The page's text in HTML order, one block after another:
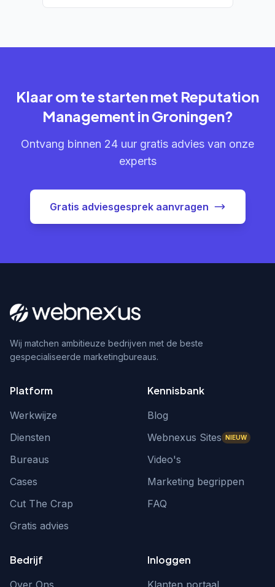
Klaar om te starten met Reputation
Management in Groningen?
Ontvang binnen 24 uur gratis advies van onze
experts
Gratis adviesgesprek aanvragen
Wij matchen ambitieuze bedrijven met de beste
gespecialiseerde marketingbureaus.
Platform
Werkwijze
Diensten
Bureaus
Cases
Cut The Crap
Gratis advies
Kennisbank
Blog
Webnexus Sites NIEUW
Video's
Marketing begrippen
FAQ
Bedrijf
Over Ons
Inloggen
Klanten portaal